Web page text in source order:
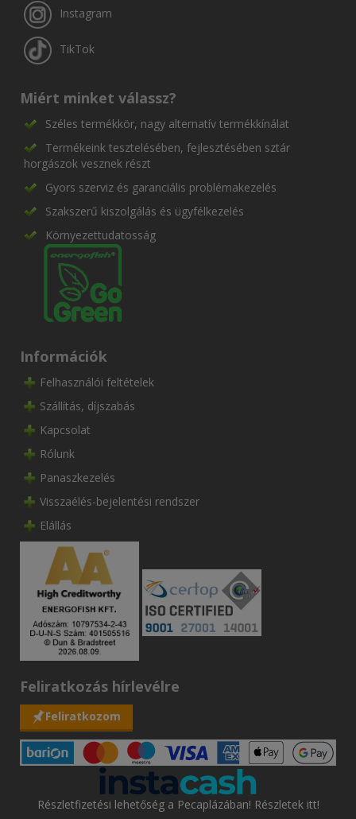
Instagram
TikTok
Miért minket válassz?
Széles termékkör, nagy alternatív termékkínálat
Termékeink tesztelésében, fejlesztésében sztár
horgászok vesznek részt
Gyors szerviz és garanciális problémakezelés
Szakszerű kiszolgálás és ügyfélkezelés
Környezettudatosság
Információk
Felhasználói feltételek
Szállítás, díjszabás
Kapcsolat
Rólunk
Panaszkezelés
Visszaélés-bejelentési rendszer
Elállás
Feliratkozás hírlevélre
Feliratkozom
Részletfizetési lehetőség a Pecaplázában! Részletek itt!